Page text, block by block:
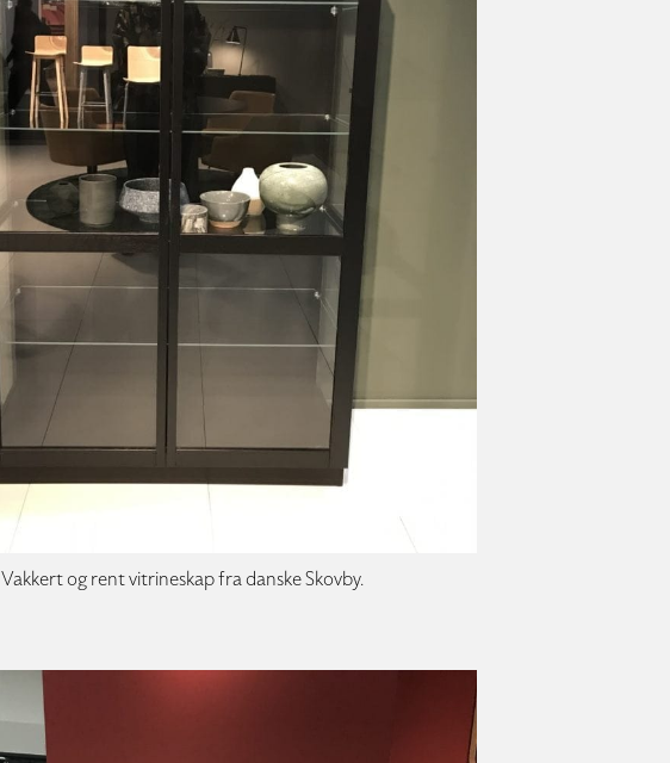
Vakkert og rent vitrineskap fra danske Skovby.